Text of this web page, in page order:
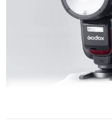
2. Thông Số Kỹ